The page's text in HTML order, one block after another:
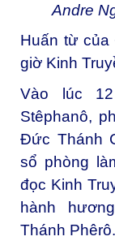
Andre
Huấn từ của
giờ Kinh
Vào lúc
Stêphanô,
Đức Thánh
sổ phòng
đọc Kinh
hành
Thánh Phêrô.